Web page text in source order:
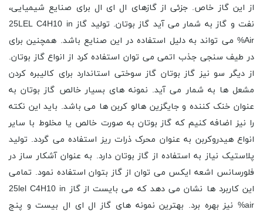
از این گاز خاص. جزئی از گازهای ال ای ال برای صنایع شیمیایی،
نفت و گاز به شمار می آید گاز بوتان. تولید گاز 25LEL C4H10 in
Air% می تواند به دلیل استفاده در این صنایع باشد. همچنین برای
در طیف سنجی جذب اتمی می توان استفاده کرد از انواع گاز بوتان.
از دیگر سو نیز گاز بوتان گاز سوختی استاندارد برای کالیبره کردن
مشعل ‌ها به شمار می آید. نمونه های بسیار خالص گاز بوتان به
عنوان خنک کننده و جایگزین هالو کربن ها می باشد. باید این نکته
را نیز اضافه کنیم که گاز بوتان به صورت خالص یا مخلوط با سایر
انواع هیدروکربن به عنوان محرک ذرات ریز استفاده می گردد. تولید
پلاستیک نیاز به استفاده از گاز بوتان دارد. به عنوان آشکار ساز در
فلورسانس اشعه ایکس می توان از گاز بتوان استفاده نمود. تمامی
این کاربرد ها نشان می دهد که می بایست از گاز 25lel C4H10 in
air% نیز بهره برد. بهترین نمونه های گاز ال ای ال بیست و پنج